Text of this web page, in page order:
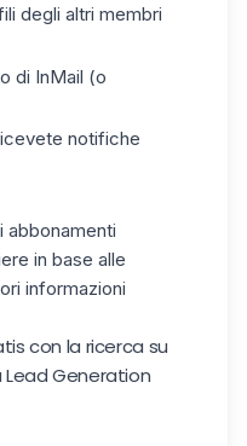
degli altri membri
di InMail (o
notifiche
abbonamenti
in base alle
informazioni
con la ricerca su
Generation